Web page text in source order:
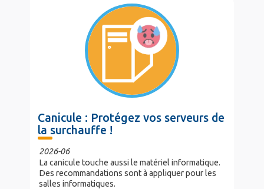
Canicule : Protégez vos serveurs de
la surchauffe !
2026-06
La canicule touche aussi le matériel informatique.
Des recommandations sont à appliquer pour les
salles informatiques.